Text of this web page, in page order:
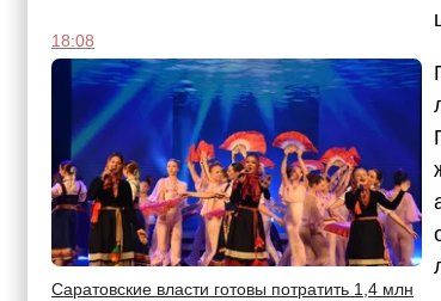
18:08
Саратовские власти готовы потратить 1,4 млн